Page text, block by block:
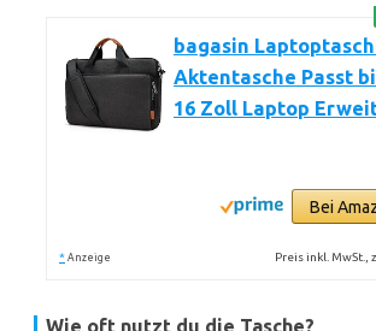
bagasin
Aktentasche Passt
16 Zoll Laptop
Bei
* Anzeige Preis inkl. MwSt.,
Wie oft nutzt du die Tasche?